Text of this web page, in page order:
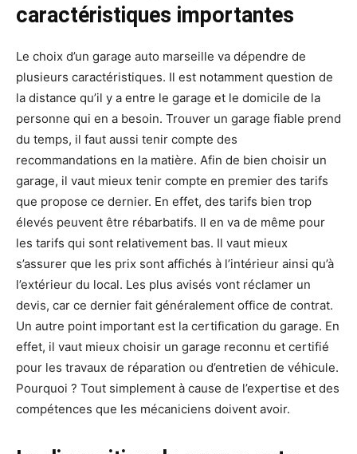
caractéristiques importantes
Le choix d’un garage auto marseille va dépendre de
plusieurs caractéristiques. Il est notamment question de
la distance qu’il y a entre le garage et le domicile de la
personne qui en a besoin. Trouver un garage fiable prend
du temps, il faut aussi tenir compte des
recommandations en la matière. Afin de bien choisir un
garage, il vaut mieux tenir compte en premier des tarifs
que propose ce dernier. En effet, des tarifs bien trop
élevés peuvent être rébarbatifs. Il en va de même pour
les tarifs qui sont relativement bas. Il vaut mieux
s’assurer que les prix sont affichés à l’intérieur ainsi qu’à
l’extérieur du local. Les plus avisés vont réclamer un
devis, car ce dernier fait généralement office de contrat.
Un autre point important est la certification du garage. En
effet, il vaut mieux choisir un garage reconnu et certifié
pour les travaux de réparation ou d’entretien de véhicule.
Pourquoi ? Tout simplement à cause de l’expertise et des
compétences que les mécaniciens doivent avoir.